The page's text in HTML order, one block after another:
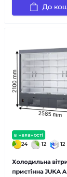
До
в наявності
24 12 12
Холодильна
пристінна JUKA